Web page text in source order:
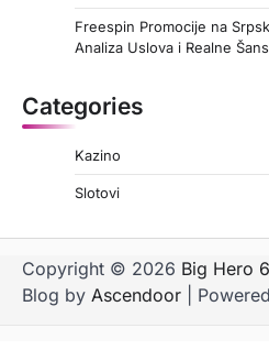
Freespin Promocije na
Analiza Uslova i Realne
Categories
Kazino
Slotovi
Copyright © 2026 Big Hero
Blog by Ascendoor |